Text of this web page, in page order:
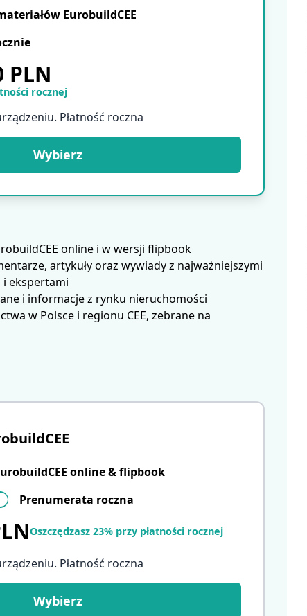
online & flipbook
Prenumerata roczna
Oszczędzasz 23% przy płatności rocznej
Płatność roczna
Wybierz
EurobuildCEE
PLN
rocznej
Płatność roczna
Wybierz
online i w wersji flipbook
artykuły oraz wywiady z najważniejszymi
ekspertami
i informacje z rynku nieruchomości
w Polsce i regionu CEE, zebrane na